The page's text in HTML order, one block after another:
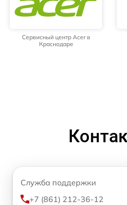
Сервисный центр Acer в
Краснодаре
Служба поддержки
+7 (861) 212-36-12